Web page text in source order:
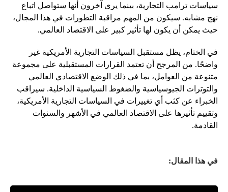
سياسات ترامب التجارية، بينما يرى آخرون أنها ستواصل اتباع
نهج مشابه. سيكون من المهم مراقبة التطورات في هذا المجال،
حيث يمكن أن يكون لها تأثير كبير على الاقتصاد العالمي.
في الختام، يظل مستقبل السياسات التجارية الأمريكية غير
واضحًا. من المرجح أن تعتمد القرارات المستقبلية على مجموعة
متنوعة من العوامل، بما في ذلك الوضع الاقتصادي العالمي
والتوترات الجيوسياسية والضغوط السياسية الداخلية. سيراقب
الخبراء عن كثب أي تغييرات في السياسات التجارية الأمريكية،
وتقييم تأثيرها على الاقتصاد العالمي في الأشهر والسنوات
القادمة.
في هذا المقال: